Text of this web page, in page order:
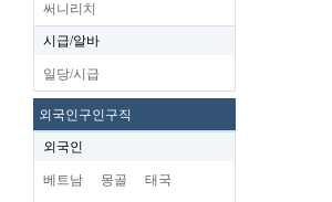
써니리치
시급/알바
일당/시급
외국인구인구직
외국인
베트남 몽골 태국